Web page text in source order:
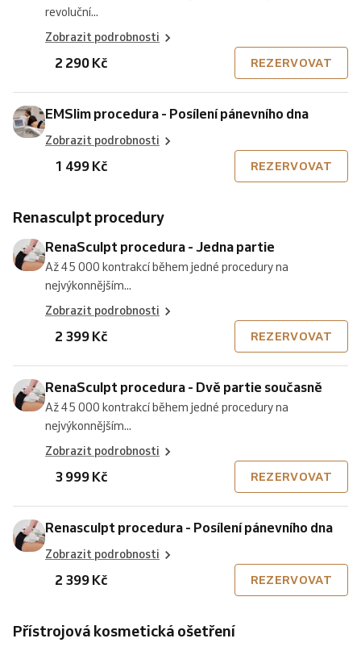
revoluční...
Zobrazit podrobnosti
2 290 Kč REZERVOVAT
EMSlim procedura - Posílení pánevního dna
Zobrazit podrobnosti
1 499 Kč REZERVOVAT
Renasculpt procedury
RenaSculpt procedura - Jedna partie
Až 45 000 kontrakcí během jedné procedury na
nejvýkonnějším...
Zobrazit podrobnosti
2 399 Kč REZERVOVAT
RenaSculpt procedura - Dvě partie současně
Až 45 000 kontrakcí během jedné procedury na
nejvýkonnějším...
Zobrazit podrobnosti
3 999 Kč REZERVOVAT
Renasculpt procedura - Posílení pánevního dna
Zobrazit podrobnosti
2 399 Kč REZERVOVAT
Přístrojová kosmetická ošetření